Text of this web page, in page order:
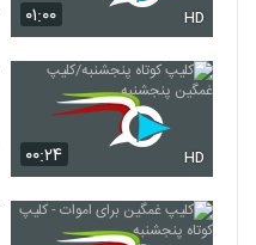
۰۱:۰۰ HD
۰۰:۲۴ HD